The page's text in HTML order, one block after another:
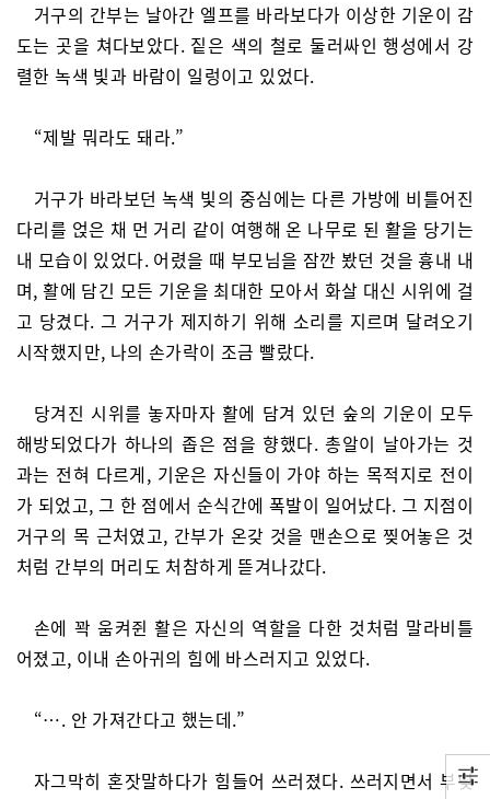
거구의 간부는 날아간 엘프를 바라보다가 이상한 기운이 감
도는 곳을 쳐다보았다. 짙은 색의 철로 둘러싸인 행성에서 강
렬한 녹색 빛과 바람이 일렁이고 있었다.
“제발 뭐라도 돼라.”
거구가 바라보던 녹색 빛의 중심에는 다른 가방에 비틀어진
다리를 얹은 채 먼 거리 같이 여행해 온 나무로 된 활을 당기는
내 모습이 있었다. 어렸을 때 부모님을 잠깐 봤던 것을 흉내 내
며, 활에 담긴 모든 기운을 최대한 모아서 화살 대신 시위에 걸
고 당겼다. 그 거구가 제지하기 위해 소리를 지르며 달려오기
시작했지만, 나의 손가락이 조금 빨랐다.
당겨진 시위를 놓자마자 활에 담겨 있던 숲의 기운이 모두
해방되었다가 하나의 좁은 점을 향했다. 총알이 날아가는 것
과는 전혀 다르게, 기운은 자신들이 가야 하는 목적지로 전이
가 되었고, 그 한 점에서 순식간에 폭발이 일어났다. 그 지점이
거구의 목 근처였고, 간부가 온갖 것을 맨손으로 찢어놓은 것
처럼 간부의 머리도 처참하게 뜯겨나갔다.
손에 꽉 움켜쥔 활은 자신의 역할을 다한 것처럼 말라비틀
어졌고, 이내 손아귀의 힘에 바스러지고 있었다.
“…. 안 가져간다고 했는데.”
자그막히 혼잣말하다가 힘들어 쓰러졌다. 쓰러지면서 부딪